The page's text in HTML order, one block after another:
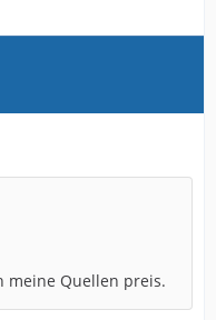
meine Quellen preis.